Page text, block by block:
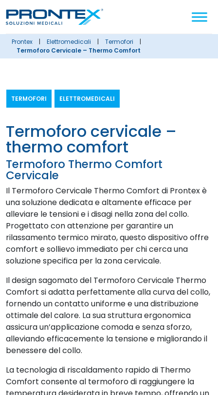
sito
prontex | elettromedicali | termofori
|
Termoforo Cervicale – Thermo Comfort
TERMOFORI ELETTROMEDICALI
termoforo cervicale –
thermo comfort
Termoforo Thermo Comfort
Cervicale
Il Termoforo Cervicale Thermo Comfort di Prontex è
una soluzione dedicata e altamente efficace per
alleviare le tensioni e i disagi nella zona del collo.
Progettato con attenzione per garantire un
rilassamento termico mirato, questo dispositivo offre
comfort e sollievo immediato per chi cerca una
soluzione specifica per la zona cervicale.
Il design sagomato del Termoforo Cervicale Thermo
Comfort si adatta perfettamente alla curva del collo,
fornendo un contatto uniforme e una distribuzione
ottimale del calore. La sua struttura ergonomica
assicura un’applicazione comoda e senza sforzo,
alleviando efficacemente la tensione e migliorando il
benessere del collo.
La tecnologia di riscaldamento rapido di Thermo
Comfort consente al termoforo di raggiungere la